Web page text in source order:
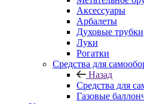
Аксессуары
Арбалеты
Духовые трубки
Луки
Рогатки
Средства для
Назад
Средства для
Газовые